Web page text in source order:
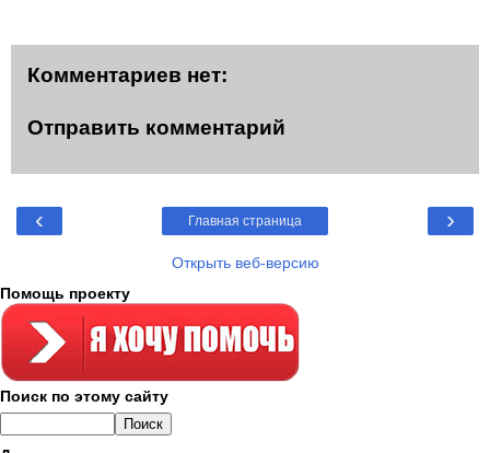
Комментариев нет:
Отправить комментарий
‹ ›
Главная страница
Открыть веб-версию
Помощь проекту
Поиск по этому сайту